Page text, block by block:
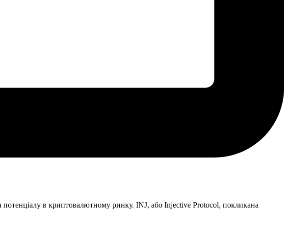
потенціалу в криптовалютному ринку. INJ, або Injective Protocol, покликана